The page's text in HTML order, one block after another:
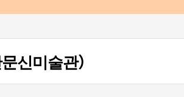
신미술관）